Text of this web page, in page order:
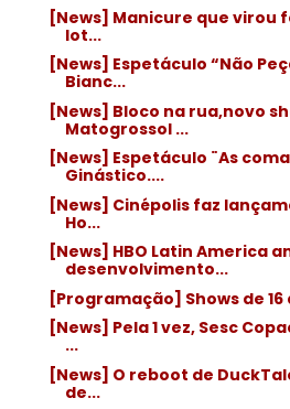
[News] Manicure que virou
lot...
[News] Espetáculo “Não
Bianc...
[News] Bloco na rua,novo
Matogrossol ...
[News] Espetáculo ¨As
Ginástico....
[News] Cinépolis faz
Ho...
[News] HBO Latin America
desenvolvimento...
[Programação] Shows de 16
[News] Pela 1 vez, Sesc
...
[News] O reboot de
de...